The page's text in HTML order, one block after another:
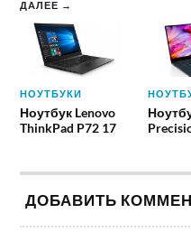
ДАЛЕЕ →
НОУТБУКИ
Ноутбук Lenovo
ThinkPad P72 17
ДОБАВИТЬ